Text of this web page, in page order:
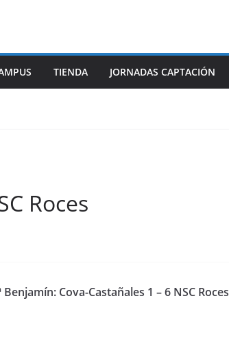
TIENDA JORNADAS CAPTACIÓN
Roces
Benjamín: Cova-Castañales 1 – 6 NSC Roces